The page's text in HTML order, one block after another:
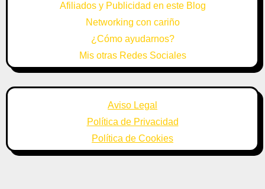
Afiliados y Publicidad en este Blog
Networking con cariño
¿Cómo ayudarnos?
Mis otras Redes Sociales
Aviso Legal
Política de Privacidad
Política de Cookies